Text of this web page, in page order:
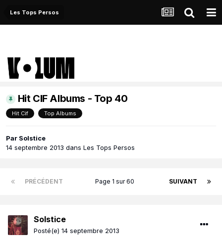
Les Tops Persos
Hit CIF Albums - Top 40
Hit Cif Top Albums
Par Solstice
14 septembre 2013 dans Les Tops Persos
PRÉCÉDENT SUIVANT
Page 1 sur 60
Solstice
Posté(e) 14 septembre 2013